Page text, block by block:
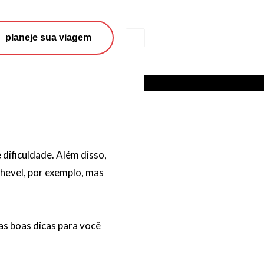
planeje sua viagem
dificuldade. Além disso,
por exemplo, mas
boas dicas para você